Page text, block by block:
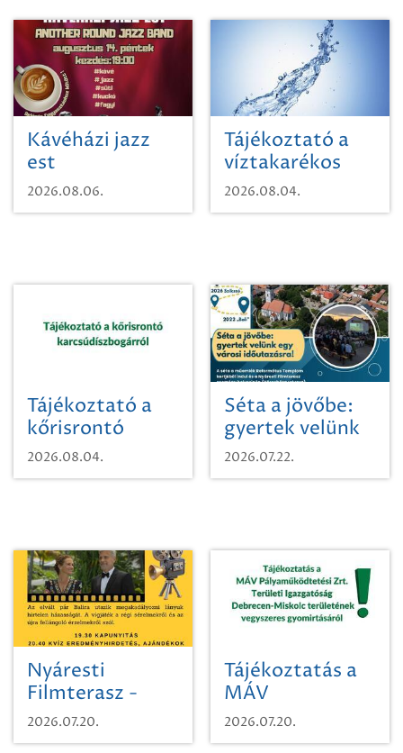
Kávéházi jazz
est
2026.08.06.
Tájékoztató a
víztakarékos
vízhasználatról
2026.08.04.
Tájékoztató a
kőrisrontó
karcsúdíszbogárról
2026.08.04.
Séta a jövőbe:
gyertek velünk
egy városi
időutazásra!
2026.07.22.
Nyáresti
Filmterasz -
Beugró a
Paradicsomba
2026.07.20.
Tájékoztatás a
MÁV
Pályaműködtetési
Zrt. Területi
2026.07.20.